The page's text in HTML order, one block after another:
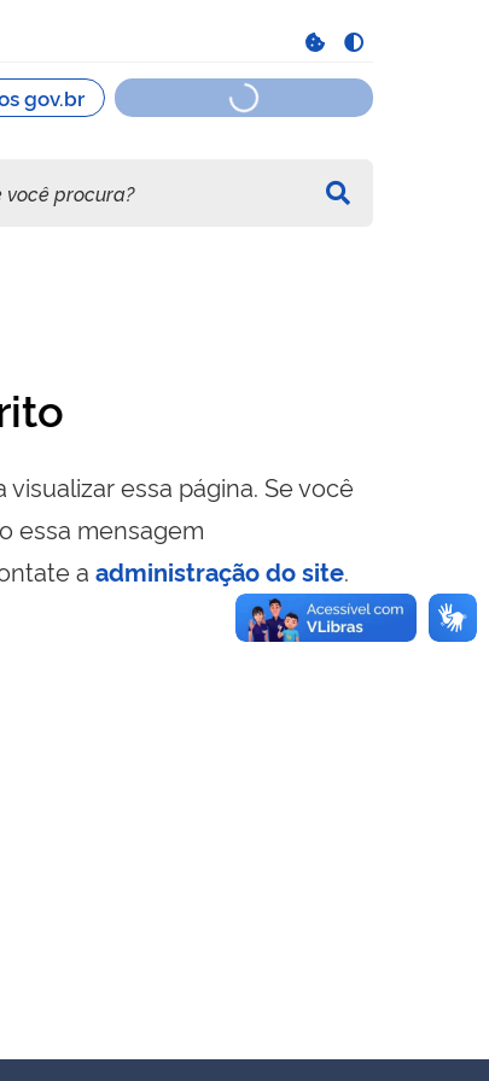
essa página. Se você
essa mensagem
a administração do site.